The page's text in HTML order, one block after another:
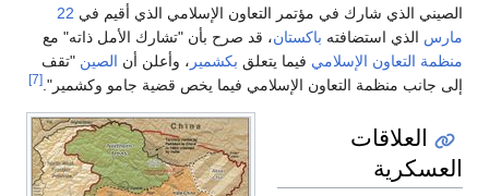
الصيني الذي شارك في مؤتمر التعاون الإسلامي الذي أقيم في 22
مارس الذي استضافته باكستان، قد صرح بأن "تشارك الأمل ذاته" مع
منظمة التعاون الإسلامي فيما يتعلق بكشمير ، وأعلن أن الصين "تقف
إلى جانب منظمة التعاون الإسلامي فيما يخص قضية جامو وكشمير".[7]
العلاقات
العسكرية